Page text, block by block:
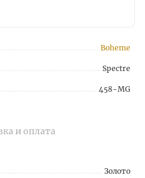
Boheme
Spectre
458-MG
и оплата
Золото